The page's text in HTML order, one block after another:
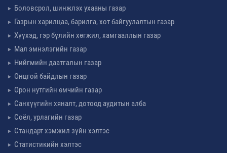
Боловсрол, шинжлэх ухааны газар
Газрын харилцаа, барилга, хот байгуулалтын газар
Хүүхэд, гэр бүлийн хөгжил, хамгааллын газар
Мал эмнэлэгийн газар
Нийгмийн даатгалын газар
Онцгой байдлын газар
Орон нутгийн өмчийн газар
Санхүүгийн хяналт, дотоод аудитын алба
Соёл, урлагийн газар
Стандарт хэмжил зүйн хэлтэс
Статистикийн хэлтэс